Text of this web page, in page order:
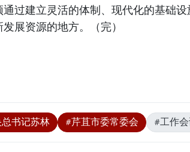
通过建立灵活的体制、现代化的基础
展资源的地方。（完）
书记苏林 #芹苴市委常委会 #工作